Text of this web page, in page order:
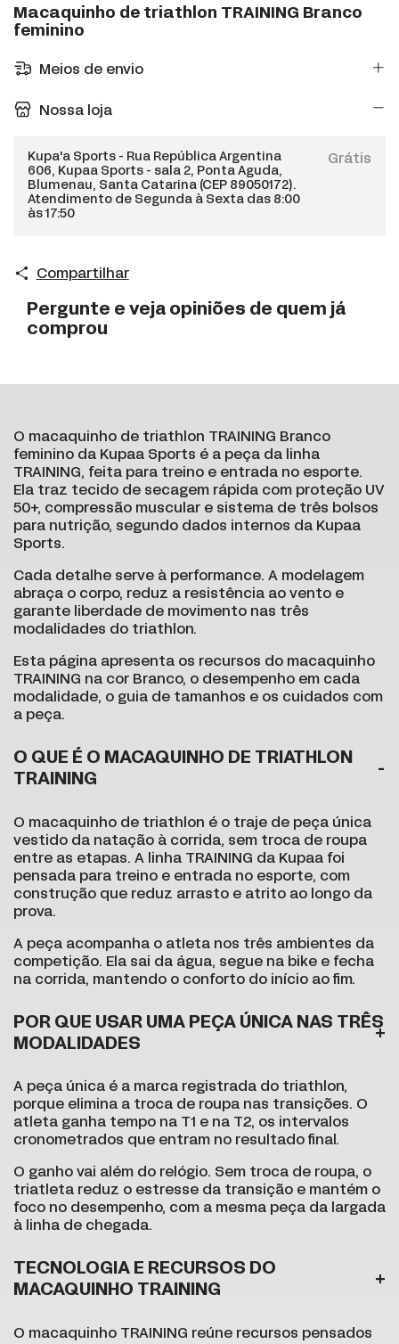
Macaquinho de triathlon TRAINING Branco
feminino
Meios de envio
Nossa loja
Kupa'a Sports - Rua República Argentina
606, Kupaa Sports - sala 2, Ponta Aguda,
Blumenau, Santa Catarina (CEP 89050172).
Atendimento de Segunda à Sexta das 8:00
às 17:50
Grátis
Compartilhar
Pergunte e veja opiniões de quem já
comprou
O macaquinho de triathlon TRAINING Branco
feminino da Kupaa Sports é a peça da linha
TRAINING, feita para treino e entrada no esporte.
Ela traz tecido de secagem rápida com proteção UV
50+, compressão muscular e sistema de três bolsos
para nutrição, segundo dados internos da Kupaa
Sports.
Cada detalhe serve à performance. A modelagem
abraça o corpo, reduz a resistência ao vento e
garante liberdade de movimento nas três
modalidades do triathlon.
Esta página apresenta os recursos do macaquinho
TRAINING na cor Branco, o desempenho em cada
modalidade, o guia de tamanhos e os cuidados com
a peça.
O QUE É O MACAQUINHO DE TRIATHLON
TRAINING
O macaquinho de triathlon é o traje de peça única
vestido da natação à corrida, sem troca de roupa
entre as etapas. A linha TRAINING da Kupaa foi
pensada para treino e entrada no esporte, com
construção que reduz arrasto e atrito ao longo da
prova.
A peça acompanha o atleta nos três ambientes da
competição. Ela sai da água, segue na bike e fecha
na corrida, mantendo o conforto do início ao fim.
POR QUE USAR UMA PEÇA ÚNICA NAS TRÊS
MODALIDADES
A peça única é a marca registrada do triathlon,
porque elimina a troca de roupa nas transições. O
atleta ganha tempo na T1 e na T2, os intervalos
cronometrados que entram no resultado final.
O ganho vai além do relógio. Sem troca de roupa, o
triatleta reduz o estresse da transição e mantém o
foco no desempenho, com a mesma peça da largada
à linha de chegada.
TECNOLOGIA E RECURSOS DO
MACAQUINHO TRAINING
O macaquinho TRAINING reúne recursos pensados